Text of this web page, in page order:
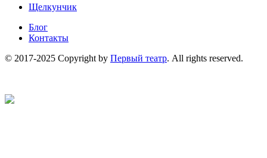
Щелкунчик
Блог
Контакты
© 2017-2025 Copyright by Первый театр. All rights reserved.